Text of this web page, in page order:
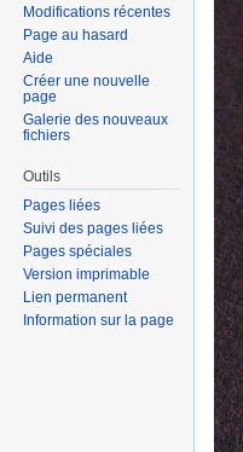
Modifications récentes
Page au hasard
Aide
Créer une nouvelle
page
Galerie des nouveaux
fichiers
Outils
Pages liées
Suivi des pages liées
Pages spéciales
Version imprimable
Lien permanent
Information sur la page